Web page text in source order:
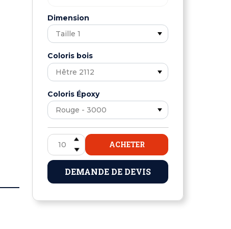
Dimension
Coloris bois
Coloris Époxy
ACHETER
DEMANDE DE DEVIS